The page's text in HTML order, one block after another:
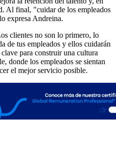
Al final, "cuidar de los empleados
expresa Andreina.
clientes no son lo primero, lo
de tus empleados y ellos cuidarán
para construir una cultura
donde los empleados se sientan
el mejor servicio posible.